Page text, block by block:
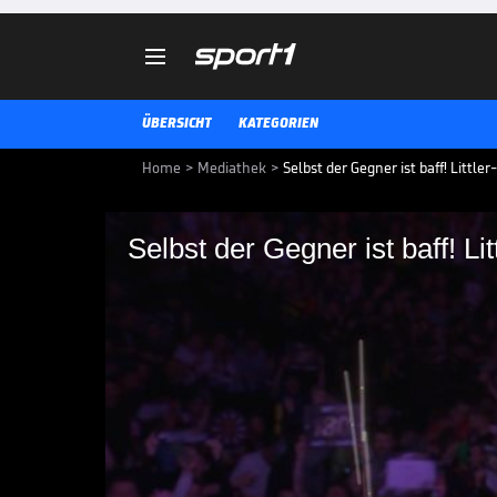

ÜBERSICHT KATEGORIEN
Home > Mediathek > Selbst der Gegner ist baff!
Selbst der Gegner ist baff!
Selbst der Gegner
Luke Littler performt weiter in
Viertelfinale des letzten
Punkte im Average, sondern
vorbei.